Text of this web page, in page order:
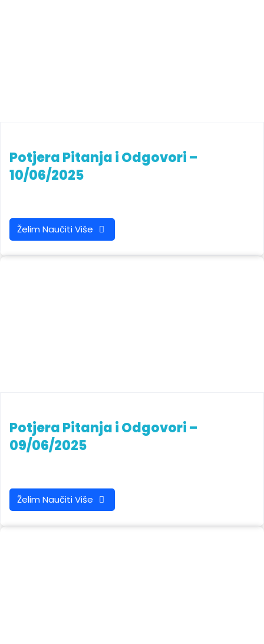
Potjera Pitanja i Odgovori –
10/06/2025
Želim Naučiti Više
Potjera Pitanja i Odgovori –
09/06/2025
Želim Naučiti Više